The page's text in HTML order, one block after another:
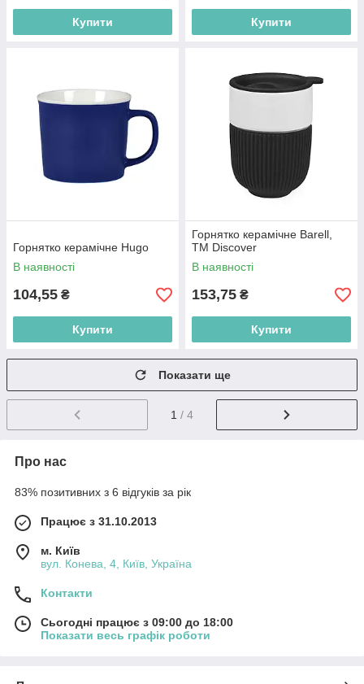
Купити Купити
Горнятко керамічне Hugo
В наявності
104,55 ₴
Купити
Горнятко керамічне Barell,
ТМ Discover
В наявності
153,75 ₴
Купити
Показати ще
1 / 4
Про нас
83% позитивних з 6 відгуків за рік
Працює з 31.10.2013
м. Київ
вул. Конева, 4, Київ, Україна
Контакти
Сьогодні працює з 09:00 до 18:00
Показати весь графік роботи